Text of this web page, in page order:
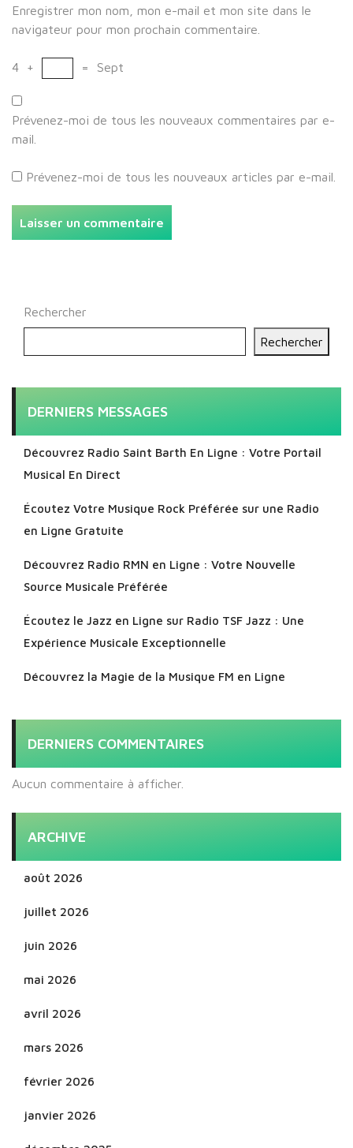
Enregistrer mon nom, mon e-mail et mon site dans le
navigateur pour mon prochain commentaire.
4 + = Sept
Prévenez-moi de tous les nouveaux commentaires par e-
mail.
Prévenez-moi de tous les nouveaux articles par e-mail.
Rechercher
Rechercher
DERNIERS MESSAGES
Découvrez Radio Saint Barth En Ligne : Votre Portail
Musical En Direct
Écoutez Votre Musique Rock Préférée sur une Radio
en Ligne Gratuite
Découvrez Radio RMN en Ligne : Votre Nouvelle
Source Musicale Préférée
Écoutez le Jazz en Ligne sur Radio TSF Jazz : Une
Expérience Musicale Exceptionnelle
Découvrez la Magie de la Musique FM en Ligne
DERNIERS COMMENTAIRES
Aucun commentaire à afficher.
ARCHIVE
août 2026
juillet 2026
juin 2026
mai 2026
avril 2026
mars 2026
février 2026
janvier 2026